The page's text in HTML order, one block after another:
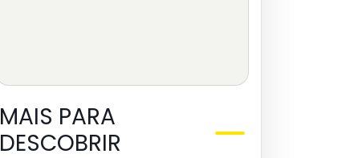
MAIS PARA
DESCOBRIR